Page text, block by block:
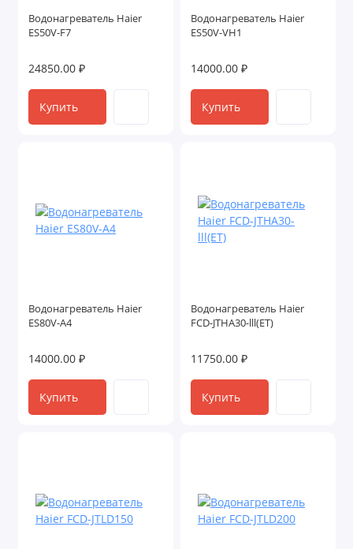
Водонагреватель Haier
ES50V-F7
24850.00 ₽
Купить
Водонагреватель Haier
ES50V-VH1
14000.00 ₽
Купить
Водонагреватель Haier
ES80V-A4
14000.00 ₽
Купить
Водонагреватель Haier
FCD-JTHA30-lll(ET)
11750.00 ₽
Купить